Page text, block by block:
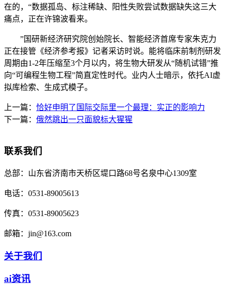
在的，“数据孤岛、标注稀缺、阳性失败尝试数据缺失这三大
痛点，正在许锦波看来。
”国研新经济研究院创始院长、智能经济首席专家朱克力
正在接管《经济参考报》记者采访时说。能将临床前制剂研发
周期由1-2年压缩至3个月以内，将生物大研发从“随机试错”推
向“可编程生物工程”简直定性时代。业内人士暗示，依托AI虚
拟库检索、生成式模子。
上一篇： 恰好申明了国际交际里一个最理：实正的影响力
下一篇： 俄然跳出一只面貌标大猩猩
联系我们
总部： 山东省济南市天桥区堤口路68号名泉中心1309室
电话： 0531-89005613
传真： 0531-89005623
邮箱： jin@163.com
关于我们
ai资讯